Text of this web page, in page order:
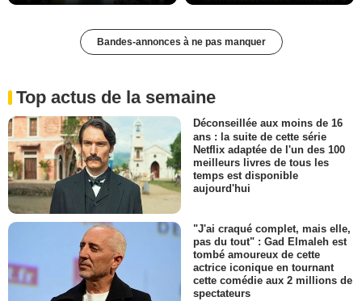
Bandes-annonces à ne pas manquer
Top actus de la semaine
Déconseillée aux moins de 16
ans : la suite de cette série
Netflix adaptée de l'un des 100
meilleurs livres de tous les
temps est disponible
aujourd'hui
"J'ai craqué complet, mais elle,
pas du tout" : Gad Elmaleh est
tombé amoureux de cette
actrice iconique en tournant
cette comédie aux 2 millions de
spectateurs